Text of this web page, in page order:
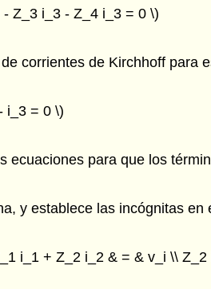
i_3 - Z_4 i_3 = 0 \)
corrientes de Kirchhoff para
= 0 \)
ecuaciones para que los
y establece las incógnitas
i_1 + Z_2 i_2 & = & v_i \\